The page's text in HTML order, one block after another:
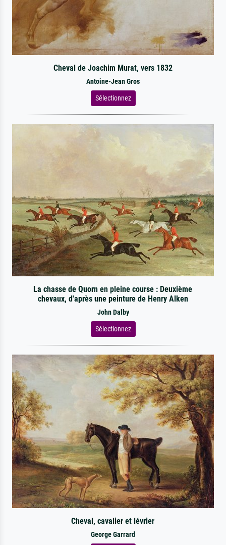
Cheval de Joachim Murat, vers 1832
Antoine-Jean Gros
Sélectionnez
La chasse de Quorn en pleine course : Deuxième
chevaux, d'après une peinture de Henry Alken
John Dalby
Sélectionnez
Cheval, cavalier et lévrier
George Garrard